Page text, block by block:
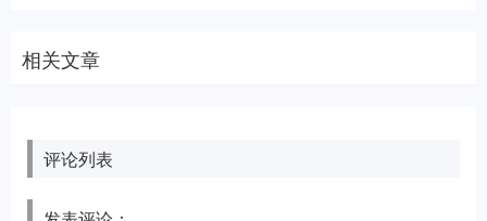
相关文章
评论列表